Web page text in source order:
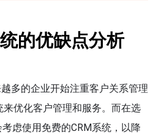
的优缺点分析
多的企业开始注重客户关系管理
来优化客户管理和服务。而在选
虑使用免费的CRM系统，以降